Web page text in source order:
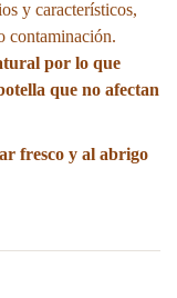
y característicos,
contaminación.
por lo que
que no afectan
fresco y al abrigo